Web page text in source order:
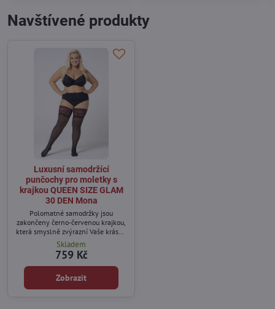
Navštívené produkty
Luxusní samodržící
punčochy pro moletky s
krajkou QUEEN SIZE GLAM
30 DEN Mona
Polomatné samodržky jsou
zakončeny černo-červenou krajkou,
která smyslně zvýrazní Vaše krásné
nohy.
Skladem
759 Kč
Zobrazit